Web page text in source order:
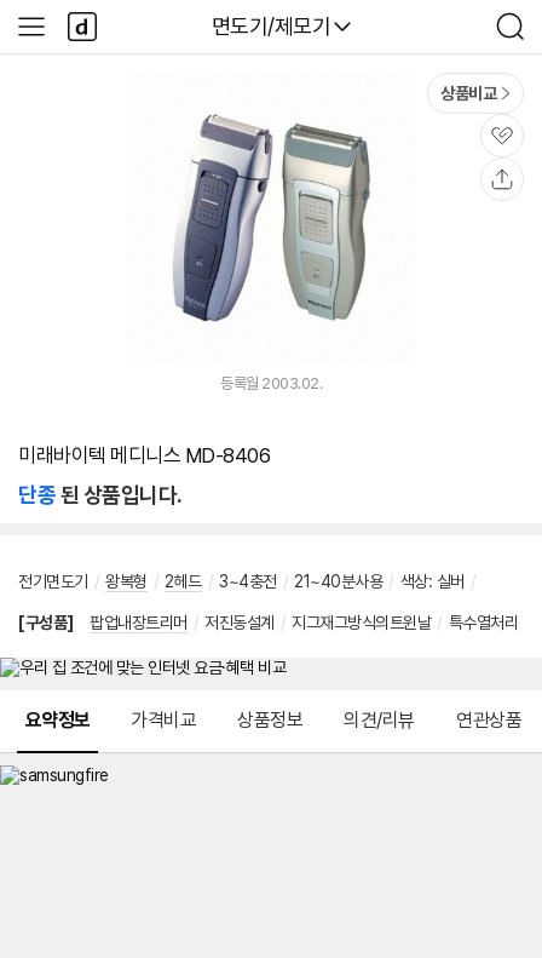
다나와
면도기/제모기
검
색
사
이
다
나
와
상품비교
관
심
등록월 2003.02.
미래바이텍 메디니스 MD-8406
단종된 상품입니다.
전기면도기 / 왕복형 / 2헤드 / 3~4충전 / 21~40분사용 / 색상: 실버 /
[구성품] 팝업내장트리머 / 저진동설계 / 지그재그방식의트윈날 / 특수열처리
요약정보 가격비교 상품정보 의견/리뷰 연관상품